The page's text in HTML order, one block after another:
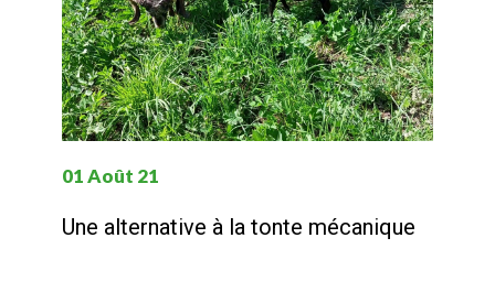
01 Août 21
Une alternative à la tonte mécanique